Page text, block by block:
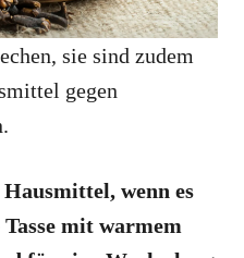
sie sind zudem
gegen
wenn es
mit warmem